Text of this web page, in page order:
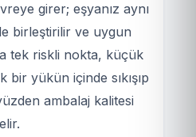
girer; eşyanız aynı
birleştirilir ve uygun
tek riskli nokta, küçük
bir yükün içinde sıkışıp
ambalaj kalitesi